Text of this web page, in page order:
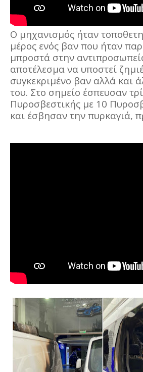
Ο μηχανισμός ήταν
μέρος ενός βαν που ήταν
μπροστά στην
αποτέλεσμα να υποστεί
συγκεκριμένο βαν αλλά και
του. Στο σημείο έσπευσαν
Πυροσβεστικής με 10
και έσβησαν την πυρκαγιά,